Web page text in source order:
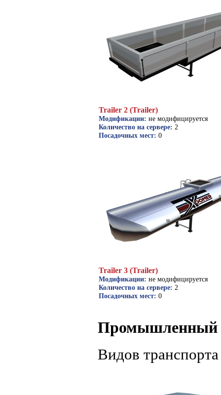
Trailer 2 (Trailer)
Модификации: не модифицируется
Количество на сервере: 2
Посадочных мест: 0
Trailer 3 (Trailer)
Модификации: не модифицируется
Количество на сервере: 2
Посадочных мест: 0
Промышленный
Видов